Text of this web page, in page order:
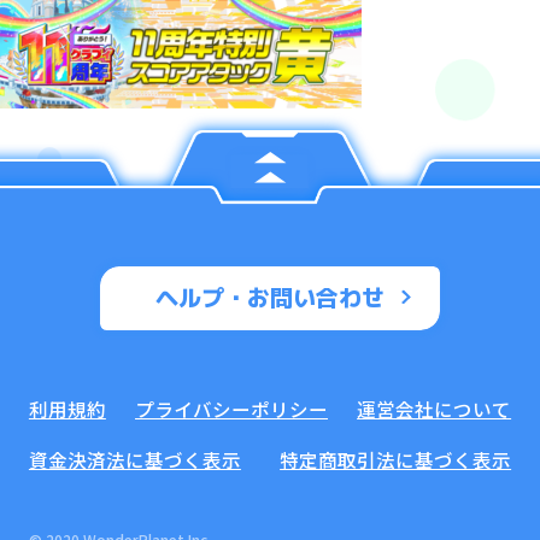
ヘルプ・お問い合わせ
利用規約 プライバシーポリシー
運営会社について
資金決済法に基づく表示
特定商取引法に基づく表示